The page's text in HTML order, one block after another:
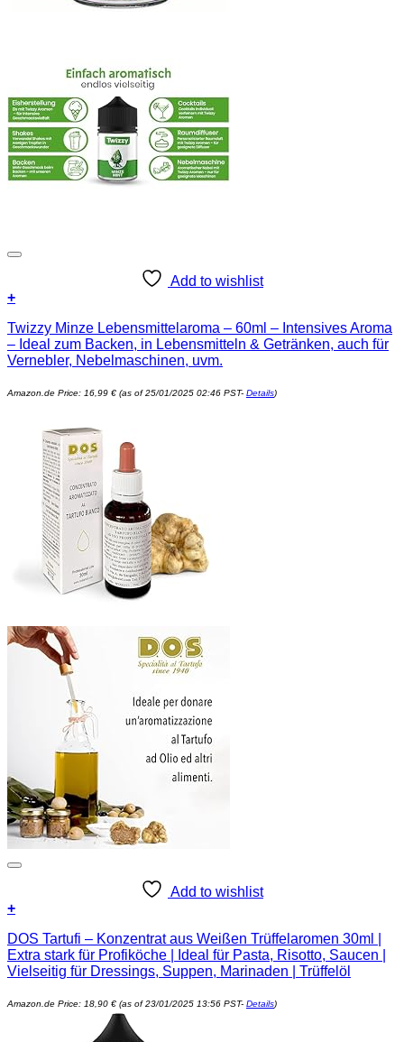
Add to wishlist
+
Twizzy Minze Lebensmittelaroma – 60ml – Intensives Aroma
– Ideal zum Backen, in Lebensmitteln & Getränken, auch für
Vernebler, Nebelmaschinen, uvm.
Amazon.de Price: 16,99 € (as of 25/01/2025 02:46 PST- Details)
Add to wishlist
+
DOS Tartufi – Konzentrat aus Weißen Trüffelaromen 30ml |
Extra stark für Profiköche | Ideal für Pasta, Risotto, Saucen |
Vielseitig für Dressings, Suppen, Marinaden | Trüffelöl
Amazon.de Price: 18,90 € (as of 23/01/2025 13:56 PST- Details)